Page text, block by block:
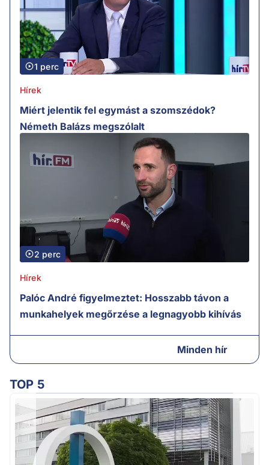
1 perc
Hírek
Miért jelentik fel egymást a szomszédok?
Németh Balázs megszólalt
2 perc
Hírek
Palóc André figyelmeztet: Hosszabb távon a
munkahelyek megőrzése a legnagyobb kihívás
Minden hír
TOP 5